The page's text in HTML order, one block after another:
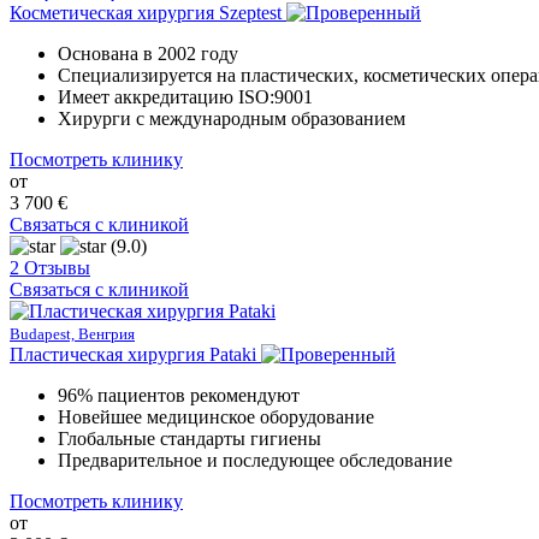
Косметическая хирургия Szeptest
Основана в 2002 году
Специализируется на пластических, косметических
Имеет аккредитацию ISO:9001
Хирурги с международным образованием
Посмотреть клинику
от
3 700 €
Связаться с клиникой
(9.0)
2 Отзывы
Связаться с клиникой
Budapest, Венгрия
Пластическая хирургия Pataki
96% пациентов рекомендуют
Новейшее медицинское оборудование
Глобальные стандарты гигиены
Предварительное и последующее обследование
Посмотреть клинику
от